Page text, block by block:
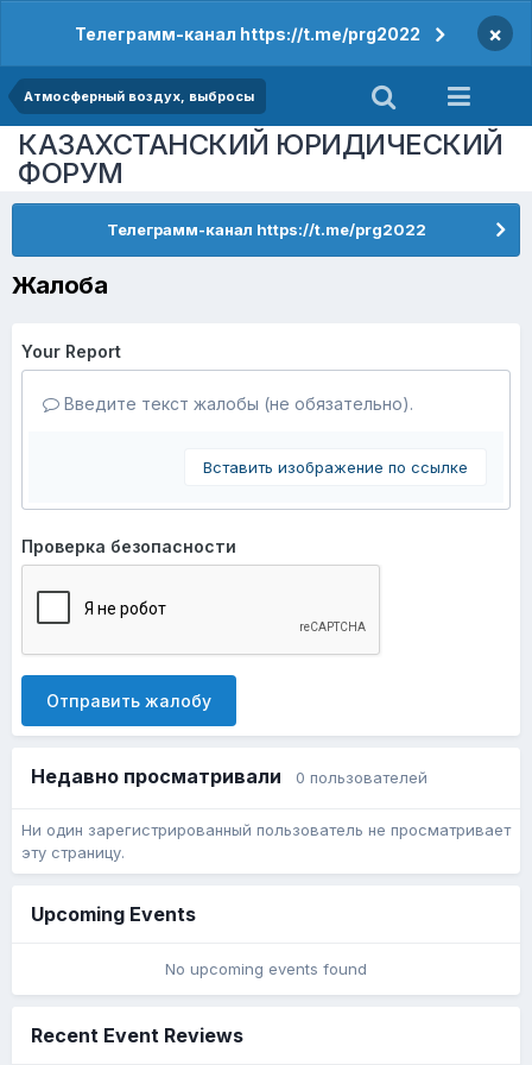
Телеграмм-канал https://t.me/prg2022 ×
Атмосферный воздух, выбросы
КАЗАХСТАНСКИЙ ЮРИДИЧЕСКИЙ
ФОРУМ
Телеграмм-канал https://t.me/prg2022
Жалоба
Your Report
Введите текст жалобы (не обязательно).
Вставить изображение по ссылке
Проверка безопасности
Отправить жалобу
Недавно просматривали 0 пользователей
Ни один зарегистрированный пользователь не просматривает
эту страницу.
Upcoming Events
No upcoming events found
Recent Event Reviews